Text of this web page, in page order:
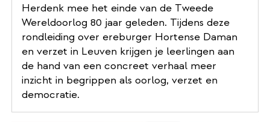
Herdenk mee het einde van de Tweede
Wereldoorlog 80 jaar geleden. Tijdens deze
rondleiding over ereburger Hortense Daman
en verzet in Leuven krijgen je leerlingen aan
de hand van een concreet verhaal meer
inzicht in begrippen als oorlog, verzet en
democratie.